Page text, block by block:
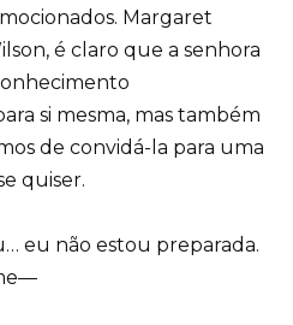
Margaret
é claro que a senhora
si mesma, mas também
de convidá-la para uma
quiser.
eu não estou preparada.